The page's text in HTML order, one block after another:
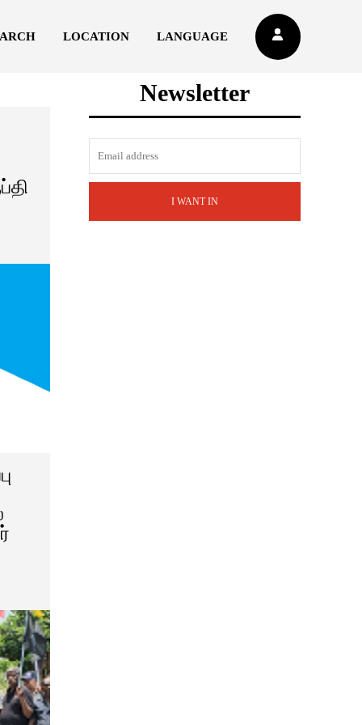
LOCATION LANGUAGE
Newsletter
I WANT IN